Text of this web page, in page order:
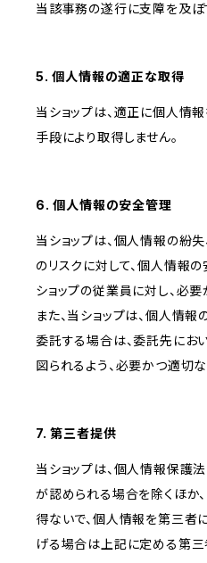
当該事務の遂行に支障を及ぼ
5. 個人情報の適正な取得
当ショップは、適正に個人情
手段により取得しません。
6. 個人情報の安全管理
当ショップは、個人情報の紛
のリスクに対して、個人情報
ショップの従業員に対し、必
また、当ショップは、個人情
委託する場合は、委託先にお
図られるよう、必要かつ適切
7. 第三者提供
当ショップは、個人情報保護
が認められる場合を除くほか
得ないで、個人情報を第三者
げる場合は上記に定める第